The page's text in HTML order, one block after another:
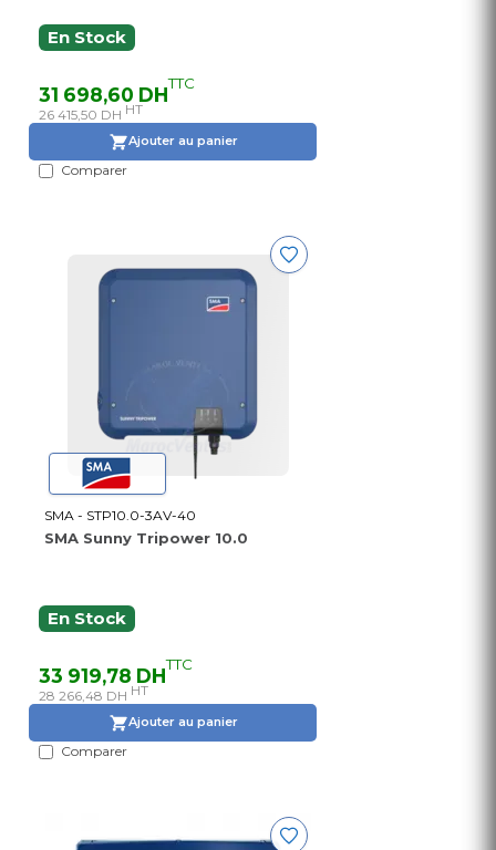
En Stock
31 698,60 DHTTC
26 415,50 DH HT
Ajouter au panier
Comparer
SMA - STP10.0-3AV-40
SMA Sunny Tripower 10.0
En Stock
33 919,78 DHTTC
28 266,48 DH HT
Ajouter au panier
Comparer